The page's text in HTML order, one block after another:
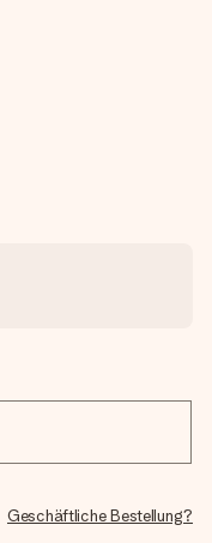
Geschäftliche Bestellung?